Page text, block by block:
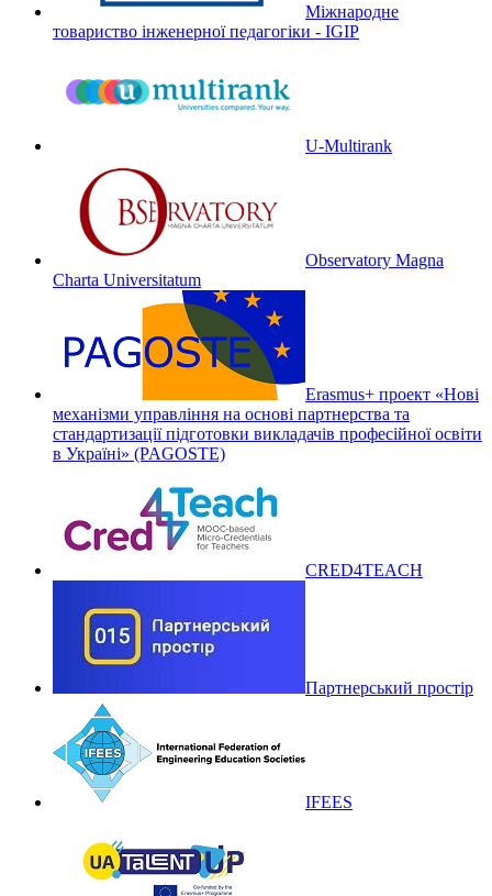
Міжнародне
товариство інженерної педагогіки - IGIP
U-Multirank
Observatory Magna
Charta Universitatum
Erasmus+ проект «Нові
механізми управління на основі партнерства та
стандартизації підготовки викладачів професійної освіти
в Україні» (PAGOSTE)
CRED4TEACH
Партнерський простір
IFEES